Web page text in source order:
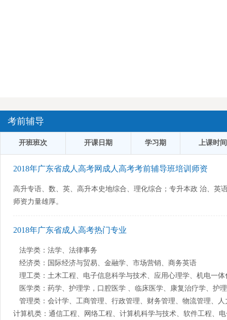
考前辅导
开班班次 开课日期 学习期 上课时间
2018年广东省成人高考网成人高考考前辅导班培训师资
高升专语、数、英、高升本史地综合、理化综合；专升本政 治、
师资力量雄厚。
2018年广东省成人高考热门专业
法学类：法学、法律事务
经济类：国际经济与贸易、金融学、市场营销、商务英语
理工类：土木工程、电子信息科学与技术、应用心理学、机电一
医学类：药学、护理学，口腔医学 、临床医学、康复治疗学、护
管理类：会计学、工商管理、行政管理、财务管理、物流管理、
计算机类：通信工程、网络工程、计算机科学与技术、软件工程、